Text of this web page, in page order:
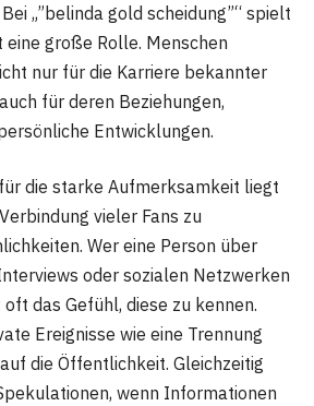
„”belinda gold scheidung”“ spielt
große Rolle. Menschen
nur für die Karriere bekannter
für deren Beziehungen,
Entwicklungen.
die starke Aufmerksamkeit liegt
vieler Fans zu
Wer eine Person über
oder sozialen Netzwerken
das Gefühl, diese zu kennen.
Ereignisse wie eine Trennung
die Öffentlichkeit. Gleichzeitig
wenn Informationen